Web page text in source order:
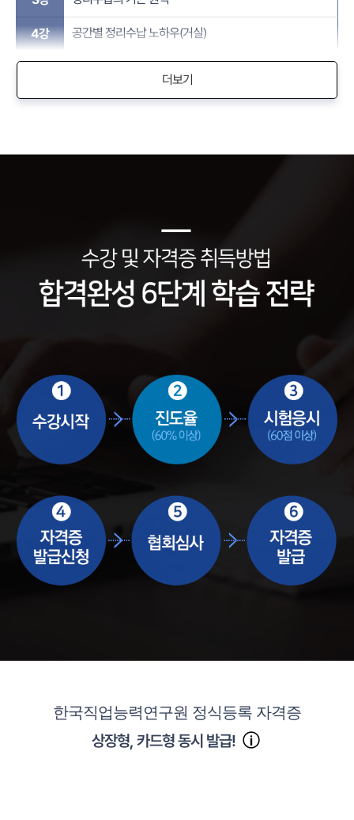
4강 공간별 정리수납 노하우(거실)
더보기
한국직업능력연구원 정식등록 자격증
상장형, 카드형 동시 발급!